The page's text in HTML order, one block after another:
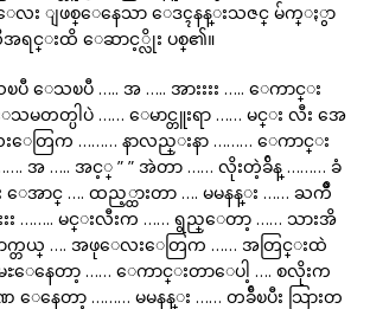
ေလး ျဖစ္ေနေသာ ေဒၚနန္းသဇင္ မ်က္ႏွာ
ရင္းထိ ေဆာင့္လိုး ပစ္၏။
ပီ ေသၿပီ ….. အ ….. အားးးး ….. ေကာင္း
သမတတ္ပါပဲ …… ေမာင္တူးရာ …… မင္း လီး အေ
ေတြက ……… နာလည္းနာ ……… ေကာင္း
အ ….. အင့္ ” ” အဲတာ …… လိုးတဲ့ခ်ိန္ ……… ခံ
ေအာင္ …. ထည့္ထားတာ …. မမနန္း …… ႀကိဳ
းးးး …….. မင္းလီးက …… ရွည္ေတာ့ …… သားအိ
က္တယ္ …. အဖုေလးေတြက …… အတြင္းထဲ
နေတာ့ …… ေကာင္းတာေပါ့ …. စလိုးက
နေတာ့ ……… မမနန္း …… တခ်ီၿပီး သြားတ